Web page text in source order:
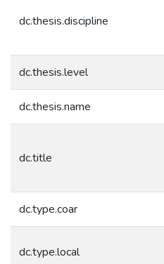
dc.thesis.discipline
dc.thesis.level
dc.thesis.name
dc.title
dc.type.coar
dc.type.local